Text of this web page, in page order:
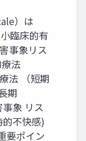
）は
臨床的有
事象リス
法
法 （短期
期
象 リス
不快感)
要ポイン